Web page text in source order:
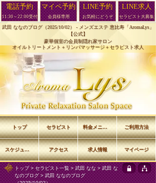
武田 ななのブログ（2025/10/02） - メンズエステ 恵比寿「AromaLys」
【公式】
豪華個室の会員制隠れ家サロン
オイルトリートメント＋リンパマッサージ＋セラピスト求人
トップ> セラピスト一覧 >武田 なな >武田 な
なのブログ> 武田 ななのブログ
トップ セラピスト 料金メニュー ご利用方法
スケジュール アクセス 求人情報 マイページ
電話予約
11:30～22:00受付
マイペ予約
会員様専用
LINE予約
お気軽にどうぞ
LINE求人
セラピスト大募集